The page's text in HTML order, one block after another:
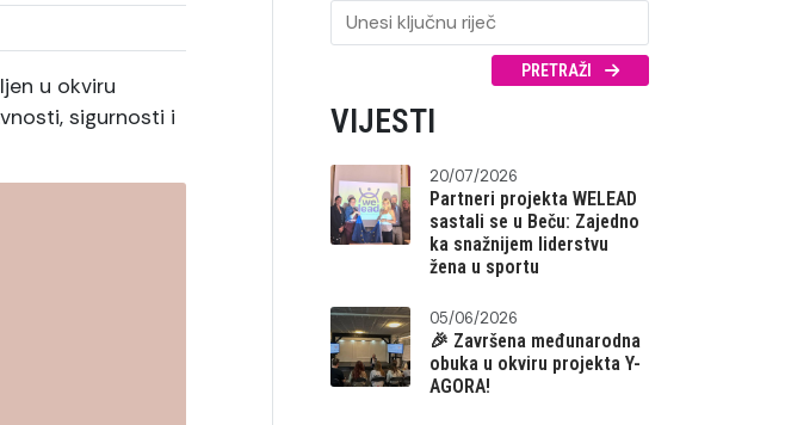
u okviru
sigurnosti i
PRETRAŽI
VIJESTI
20/07/2026
Partneri projekta WELEAD
sastali se u Beču: Zajedno
ka snažnijem liderstvu
žena u sportu
05/06/2026
🎉 Završena međunarodna
obuka u okviru projekta Y-
AGORA!